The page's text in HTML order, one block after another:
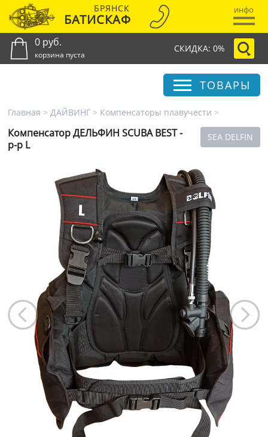
БРЯНСК
БАТИСКАФ
инфо
0 руб.
корзина пуста
СКИДКА: 0%
ТОВАРЫ
Главная > ДАЙВИНГ > Компенсаторы плавучести >
SEA DELFIN
Компенсатор ДЕЛЬФИН SCUBA BEST -
р-р L